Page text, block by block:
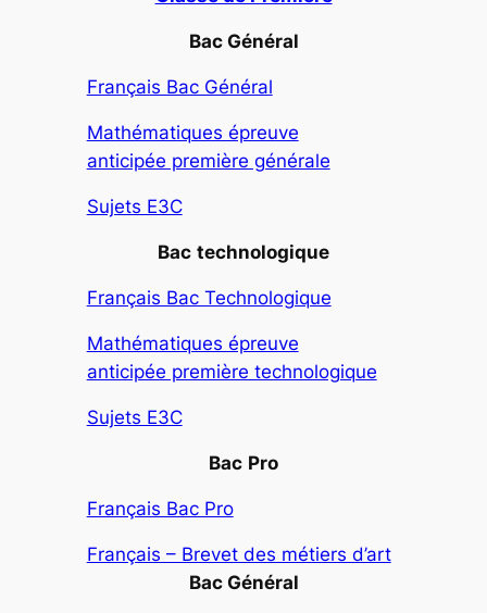
Bac Général
Français Bac Général
Mathématiques épreuve
anticipée première générale
Sujets E3C
Bac technologique
Français Bac Technologique
Mathématiques épreuve
anticipée première technologique
Sujets E3C
Bac Pro
Français Bac Pro
Français – Brevet des métiers d’art
Bac Général